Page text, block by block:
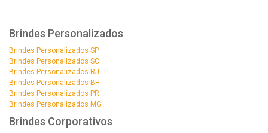
Brindes Personalizados
Brindes Personalizados SP
Brindes Personalizados SC
Brindes Personalizados RJ
Brindes Personalizados BH
Brindes Personalizados PR
Brindes Personalizados MG
Brindes Corporativos